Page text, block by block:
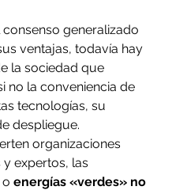
generalizado
ventajas, todavía hay
la sociedad que
no la conveniencia de
tecnologías, su
despliegue.
organizaciones
expertos, las
energías «verdes» no